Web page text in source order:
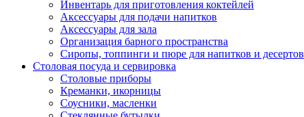
Инвентарь для приготовления коктейлей
Аксессуары для подачи напитков
Аксессуары для зала
Организация барного пространства
Сиропы, топпинги и пюре для напитков и десертов
Столовая посуда и сервировка
Столовые приборы
Креманки, икорницы
Соусники, масленки